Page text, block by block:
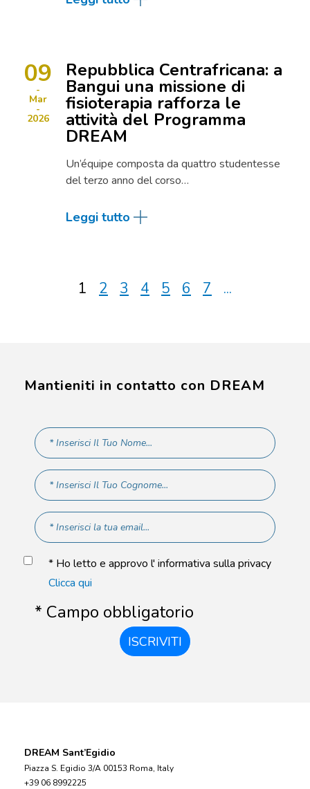
09
Mar
2026
Repubblica Centrafricana: a
Bangui una missione di
fisioterapia rafforza le
attività del Programma
DREAM
Un’équipe composta da quattro studentesse
del terzo anno del corso…
Leggi tutto
1 2 3 4 5 6 7 ...
Mantieniti in contatto con DREAM
* Ho letto e approvo l' informativa sulla privacy
Clicca qui
* Campo obbligatorio
ISCRIVITI
DREAM Sant’Egidio
Piazza S. Egidio 3/A 00153 Roma, Italy
+39 06 8992225